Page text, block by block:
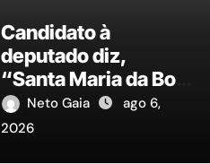
Candidato à
deputado diz,
“Santa Maria da Boa
Vista, precisa de um
representante na
Neto Gaia
ago 6,
2026